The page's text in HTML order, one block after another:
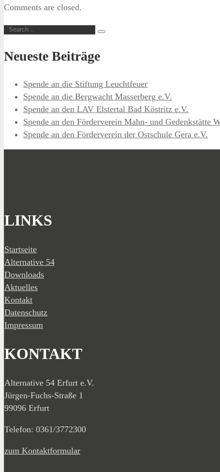
Comments are closed.
Neueste Beiträge
Spende an die Stiftung Leuchtfeuer
Spende an die Bergwacht Masserberg e.V.
Spende an den LAV Elstertal Bad Köstritz e.V.
Spende an den Förderverein Mahn- und Gedenkstätte
Spende an den Förderverein der Ostschule Gera e.V.
LINKS
Startseite
Alternative 54
Downloads
Aktuelles
Kontakt
Datenschutz
Impressum
KONTAKT
Alternative 54 Erfurt e.V.
Jürgen-Fuchs-Straße 1
99096 Erfurt
Telefon: 0361/3772300
zum Kontaktformular